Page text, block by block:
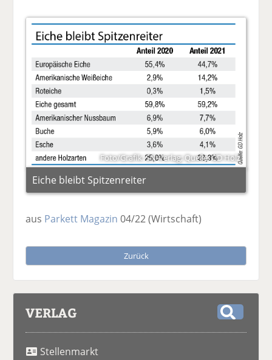
Foto/Grafik: SN-Verlag; Quelle: GD Holz
Eiche bleibt Spitzenreiter
aus Parkett Magazin 04/22(Wirtschaft)
Zurück
VERLAG
Stellenmarkt